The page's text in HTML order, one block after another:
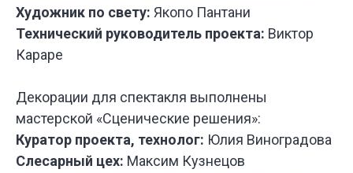
Художник по свету: Якопо Пантани
Технический руководитель проекта: Виктор
Караре
Декорации для спектакля выполнены
мастерской «Сценические решения»:
Куратор проекта, технолог: Юлия Виноградова
Слесарный цех: Максим Кузнецов